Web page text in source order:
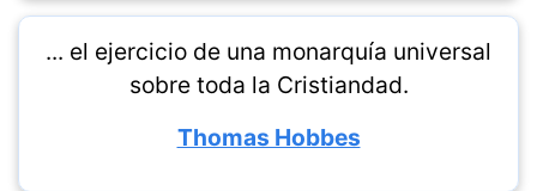
... el ejercicio de una monarquía universal
sobre toda la Cristiandad.
Thomas Hobbes